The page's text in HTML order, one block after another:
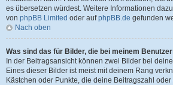
es übersetzen würdest. Weitere Informationen
von phpBB Limited oder aufphpBB.de gefunden
Nach oben
Was sind das für Bilder, die bei meinem
In der Beitragsansicht können zwei Bilder bei
Eines dieser Bilder ist meist mit deinem Rang
Kästchen oder Punkte, die deine Beitragszahl